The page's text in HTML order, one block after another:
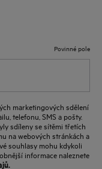
Povinné pole
marketingových sdělení
telefonu, SMS a pošty.
sdíleny se sítěmi třetích
na webových stránkách a
souhlasy mohu kdykoli
informace naleznete